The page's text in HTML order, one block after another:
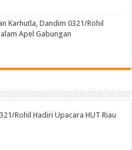
Karhutla, Dandim 0321/Rohil
Apel Gabungan
Rohil Hadiri Upacara HUT Riau